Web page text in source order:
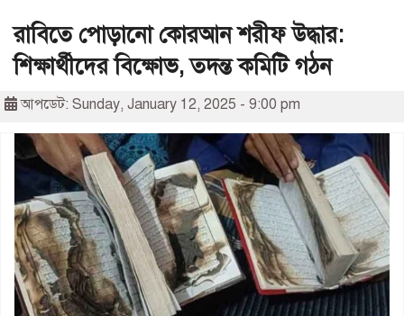
রাবিতে পোড়ানো কোরআন শরীফ উদ্ধার:
শিক্ষার্থীদের বিক্ষোভ, তদন্ত কমিটি গঠন
আপডেট: Sunday, January 12, 2025 - 9:00 pm